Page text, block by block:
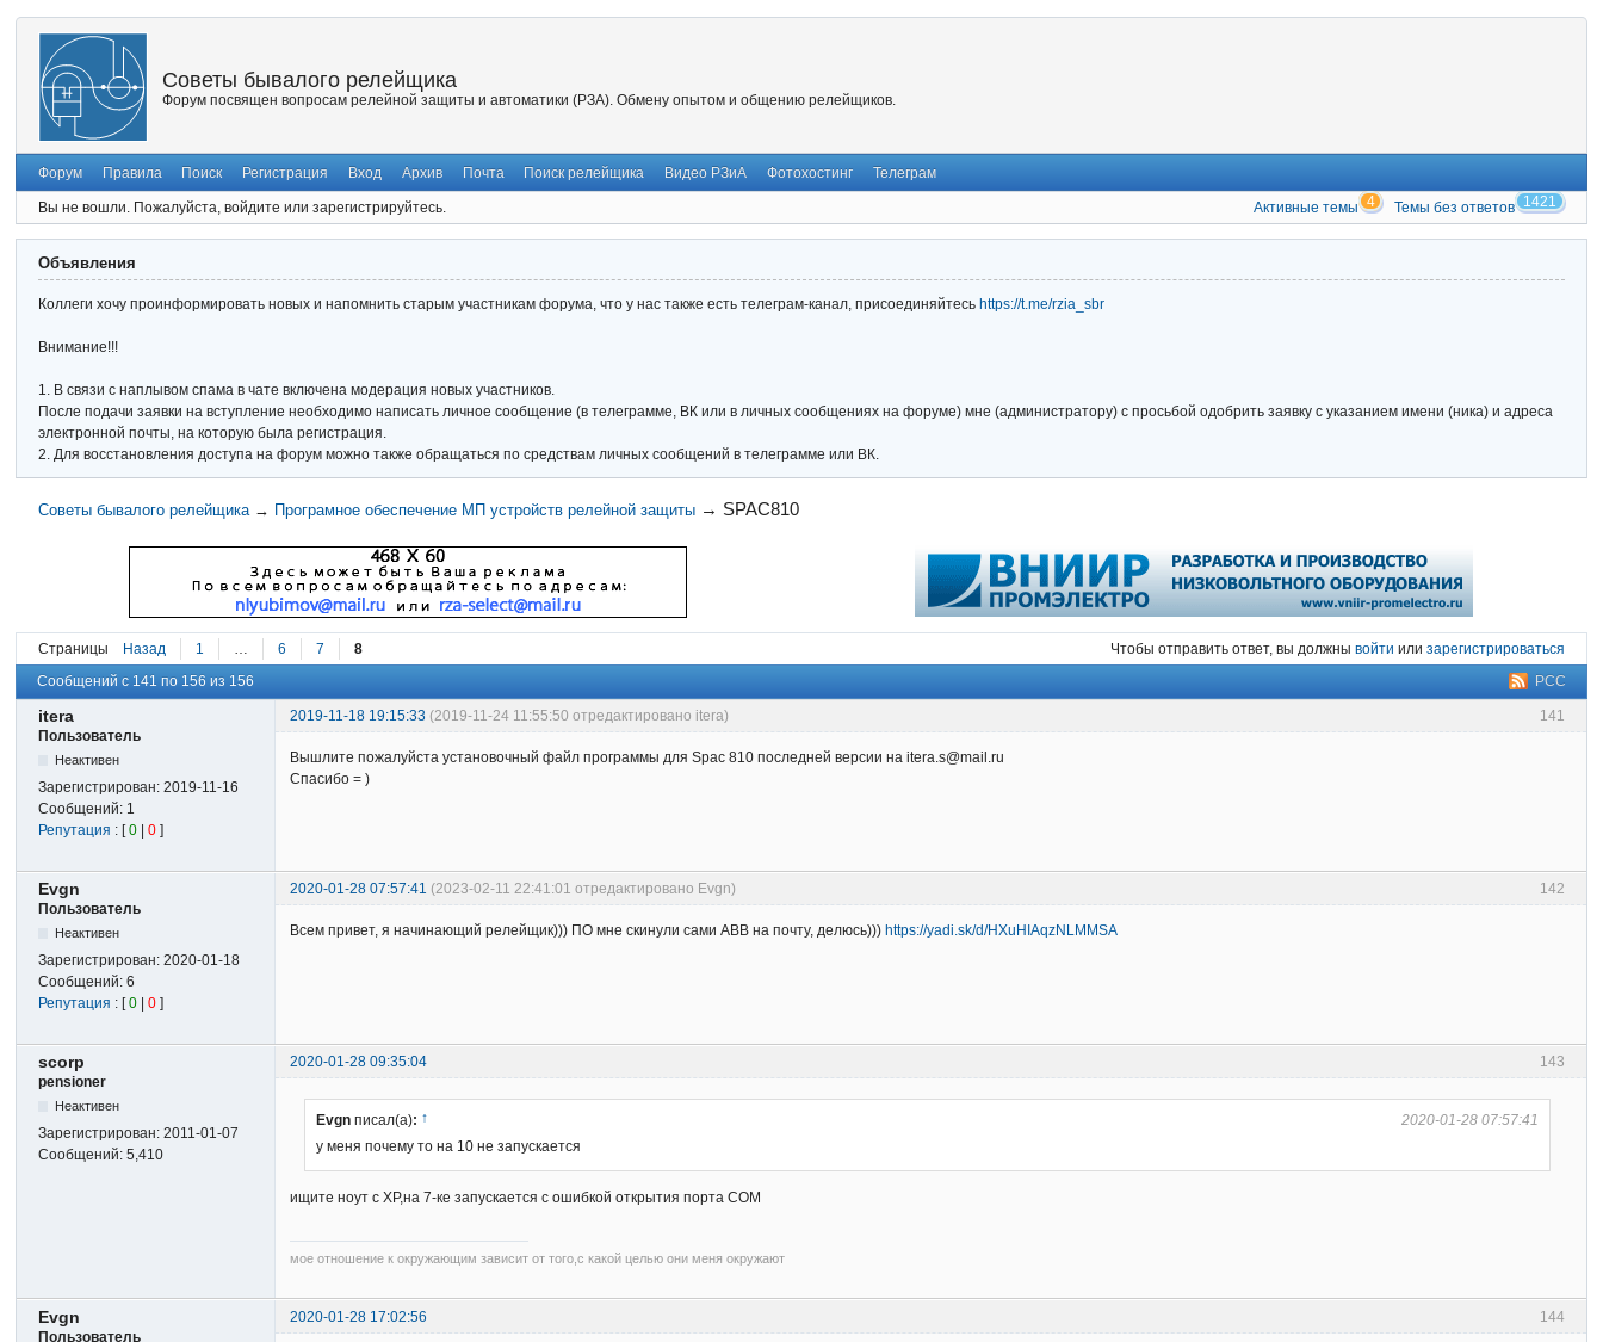
Советы бывалого релейщика
Форум посвящен вопросам релейной защиты и автоматики (РЗА). Обмену опытом и общению релейщиков.
Форум Правила Поиск Регистрация Вход Архив Почта Поиск релейщика Видео РЗиА Фотохостинг Телеграм
Вы не вошли. Пожалуйста, войдите или зарегистрируйтесь. Активные темы 4 Темы без ответов 1421
Объявления
Коллеги хочу проинформировать новых и напомнить старым участникам форума, что у нас также есть телеграм-канал, присоединяйтесь https://t.me/rzia_sbr
Внимание!!!
1. В связи с наплывом спама в чате включена модерация новых участников.
После подачи заявки на вступление необходимо написать личное сообщение (в телеграмме, ВК или в личных сообщениях на форуме) мне (администратору) с просьбой одобрить заявку с указанием имени (ника) и адреса
электронной почты, на которую была регистрация.
2. Для восстановления доступа на форум можно также обращаться по средствам личных сообщений в телеграмме или ВК.
Советы бывалого релейщика → Програмное обеспечение МП устройств релейной защиты → SPAC810
Страницы Назад 1 … 6 7 8 Чтобы отправить ответ, вы должны войти или зарегистрироваться
РСС
Сообщений с 141 по 156 из 156
141
itera 2019-11-18 19:15:33 (2019-11-24 11:55:50 отредактировано itera)
Пользователь
Неактивен
Зарегистрирован:2019-11-16
Сообщений: 1
Репутация : [0 |0 ]
Вышлите пожалуйста установочный файл программы для Spac 810 последней версии на itera.s@mail.ru
Спасибо = )
142
Evgn 2020-01-28 07:57:41 (2023-02-11 22:41:01 отредактировано Evgn)
Пользователь
Неактивен
Зарегистрирован:2020-01-18
Сообщений:6
Репутация : [0 |0 ]
Всем привет, я начинающий релейщик))) ПО мне скинули сами ABB на почту, делюсь))) https://yadi.sk/d/HXuHIAqzNLMMSA
143
scorp
2020-01-28 09:35:04
pensioner
Неактивен
Зарегистрирован:2011-01-07
Сообщений:5,410
Evgn писал(а): ↑
2020-01-28 07:57:41
у меня почему то на 10 не запускается
ищите ноут с ХР,на 7-ке запускается с ошибкой открытия порта СОМ
мое отношение к окружающим зависит от того,с какой целью они меня окружают
144
Evgn
2020-01-28 17:02:56
Пользователь